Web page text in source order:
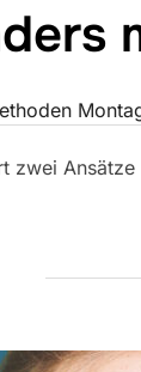
zwei